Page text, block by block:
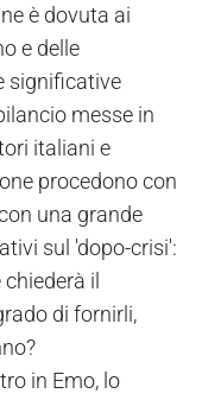
è dovuta ai
e delle
significative
messe in
italiani e
procedono con
una grande
sul 'dopo-crisi':
il
di fornirli,
in Emo, lo